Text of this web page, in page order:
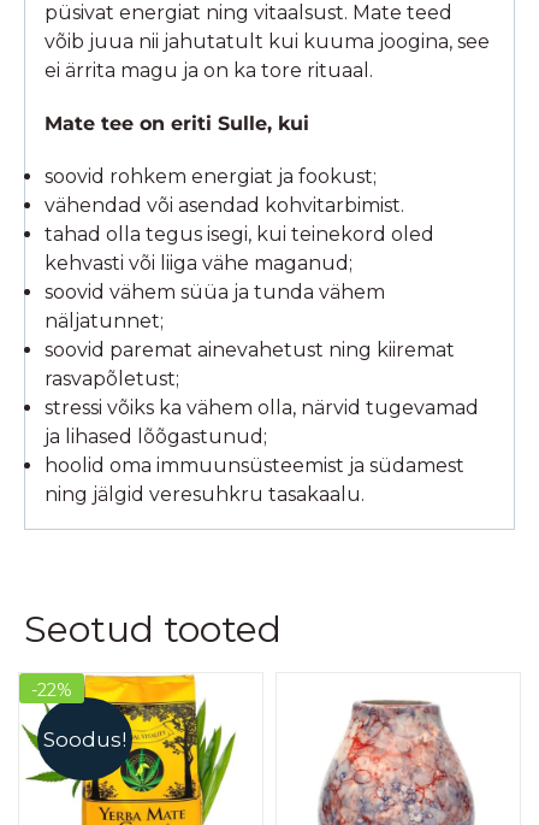
püsivat energiat ning vitaalsust. Mate teed
võib juua nii jahutatult kui kuuma joogina, see
ei ärrita magu ja on ka tore rituaal.
Mate tee on eriti Sulle, kui
soovid rohkem energiat ja fookust;
vähendad või asendad kohvitarbimist.
tahad olla tegus isegi, kui teinekord oled
kehvasti või liiga vähe maganud;
soovid vähem süüa ja tunda vähem
näljatunnet;
soovid paremat ainevahetust ning kiiremat
rasvapõletust;
stressi võiks ka vähem olla, närvid tugevamad
ja lihased lõõgastunud;
hoolid oma immuunsüsteemist ja südamest
ning jälgid veresuhkru tasakaalu.
Seotud tooted
Soodus!
-22%